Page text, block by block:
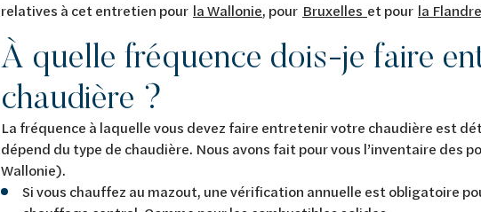
relatives à cet entretien pour la Wallonie, pour Bruxelles et pour la Flandre
À quelle fréquence dois-je faire
chaudière ?
La fréquence à laquelle vous devez faire entretenir votre chaudière est
dépend du type de chaudière. Nous avons fait pour vous l’inventaire des
Wallonie).
Si vous chauffez au mazout, une vérification annuelle est obligatoire